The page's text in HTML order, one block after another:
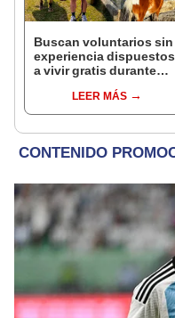
Buscan voluntarios sin
experiencia dispuestos
a vivir gratis durante
cuidar caballos, burros
y otros animales
LEER MÁS